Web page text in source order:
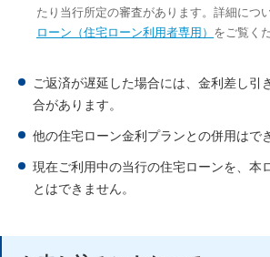
たり当行所定の審査があります。詳細につい
ローン（住宅ローン利用者専用） をご覧く
ご返済が遅延した場合には、金利差し引
合があります。
他の住宅ローン金利プランとの併用はで
現在ご利用中の当行の住宅ローンを、本
とはできません。